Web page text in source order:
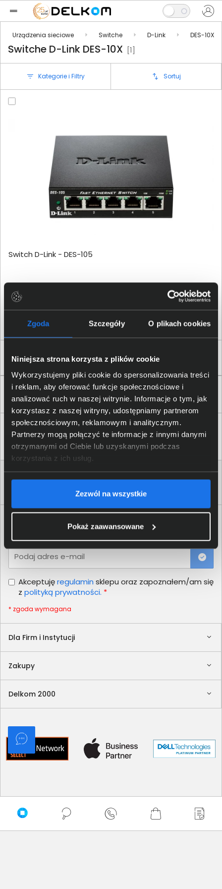
Zgoda Szczegóły O plikach cookies
Niniejsza strona korzysta z plików cookie
Wykorzystujemy pliki cookie do spersonalizowania treści
i reklam, aby oferować funkcje społecznościowe i
analizować ruch w naszej witrynie. Informacje o tym, jak
korzystasz z naszej witryny, udostępniamy partnerom
społecznościowym, reklamowym i analitycznym.
Partnerzy mogą połączyć te informacje z innymi danymi
otrzymanymi od Ciebie lub uzyskanymi podczas
korzystania z ich usług.
Zezwól na wszystkie
Pokaż zaawansowane
Urządzenia sieciowe Switche D-Link DES-10X
Switche D-Link DES-10X [1]
Kategorie i Filtry Sortuj
Switch D-Link - DES-105
67,00 zł
1
Zaufali nam
Dla Firm i Instytucji
Zakupy
Delkom 2000
Podaj adres e-mail
Akceptujęregulamin sklepu oraz zapoznałem/am się
z polityką prywatności. *
* zgoda wymagana